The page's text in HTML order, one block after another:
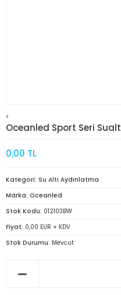
<
Oceanled Sport Seri
0,00 TL
Kategori Su Altı Aydınlatma
Marka Oceanled
Stok Kodu 012103BW
Fiyat 0,00 EUR + KDV
Stok Durumu Mevcut